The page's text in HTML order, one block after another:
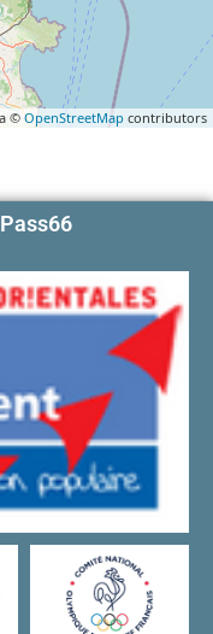
©OpenStreetMap contributors